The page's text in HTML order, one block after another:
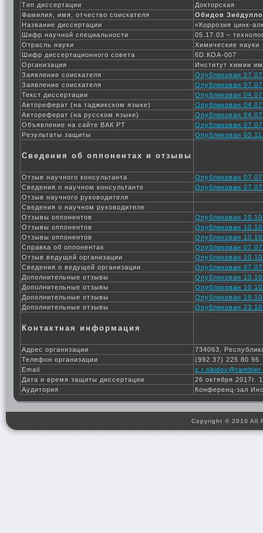
Тип диссертации
Докторская
Фамилия, имя, отчество соискателя
Обидов
Название диссертации
«Коррозия цинк-
Шифр научной специальности
05.17.03 –
Отрасль науки
Химические науки
Шифр диссертационного совета
6D.КОА-007
Организация
Институт химии
Заявление соискателя
Опубликован
Заявление соискателя
Опубликован
Текст диссертации
Опубликован
Автореферат (на таджикском языке)
Опубликован
Автореферат (на русском языке)
Опубликован
Объявление на сайте ВАК РТ
Опубликован
Результаты защиты
Опубликован
Сведения об оппонентах и отзывы
Отзыв научного консультанта
Опубликован
Сведения о научном консультанте
Опубликован
Отзыв научного руководителя
Сведения о научном руководителе
Отзывы оппонентов
Опубликован
Отзывы оппонентов
Опубликован
Отзывы оппонентов
Опубликован
Справка об оппонентах
Опубликован
Отзыв ведущей организации
Опубликован
Сведения о ведущей организации
Опубликован
Дополнительные отзывы
Опубликован
Дополнительные отзывы
Опубликован
Дополнительные отзывы
Опубликован
Дополнительные отзывы
Опубликован
Контактная информация
Адрес организации
734063,
Телефон организации
(992 37) 225 80 95
Email
Дата и время защиты диссертации
26 октября 2017г.
Аудитория
Конференц-зал
Copyright © 2010 All